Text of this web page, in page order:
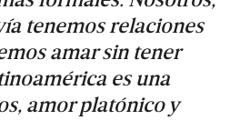
tenemos relaciones
amar sin tener
es una
amor platónico y